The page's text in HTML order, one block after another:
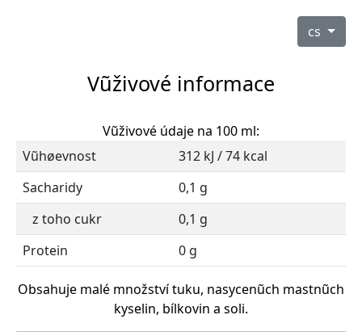
cs
Vũživové informace
Vũživové údaje na 100 ml:
Vũhøevnost
312 kJ / 74 kcal
Sacharidy
0,1 g
z toho cukr
0,1 g
Protein
0 g
Obsahuje malé množství tuku, nasycenũch mastnũch
kyselin, bílkovin a soli.